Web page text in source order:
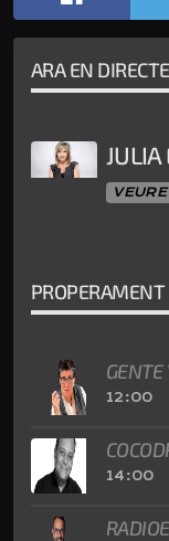
ARA EN DIRECTE
PROPERAMENT
GENTE
12:00
14:00